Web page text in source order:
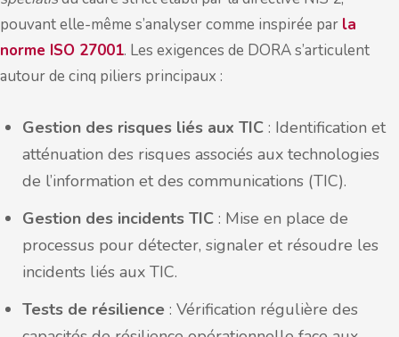
pouvant elle-même s’analyser comme inspirée par la
norme ISO 27001. Les exigences de DORA s’articulent
autour de cinq piliers principaux :
Gestion des risques liés aux TIC : Identification et
atténuation des risques associés aux technologies
de l’information et des communications (TIC).
Gestion des incidents TIC : Mise en place de
processus pour détecter, signaler et résoudre les
incidents liés aux TIC.
Tests de résilience : Vérification régulière des